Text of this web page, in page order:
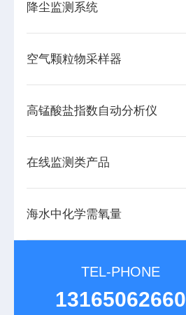
降尘监测系统
空气颗粒物采样器
高锰酸盐指数自动分析仪
在线监测类产品
海水中化学需氧量
TEL-PHONE
13165062660